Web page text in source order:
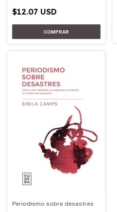
$12.07 USD
Periodismo sobre desastres